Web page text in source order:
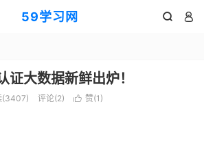
59学习网  
大数据新鲜出炉！
(3407) 评论(2)  赞(1 )